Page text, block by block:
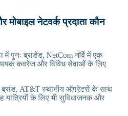
मोबाइल नेटवर्क प्रदाता कौन
पुनः ब्रांडेड, NetCom नॉर्वे में एक
कवरेज और विविध सेवाओं के लिए
AT&T स्थानीय ऑपरेटरों के साथ
यात्रियों के लिए भी सुविधाजनक और